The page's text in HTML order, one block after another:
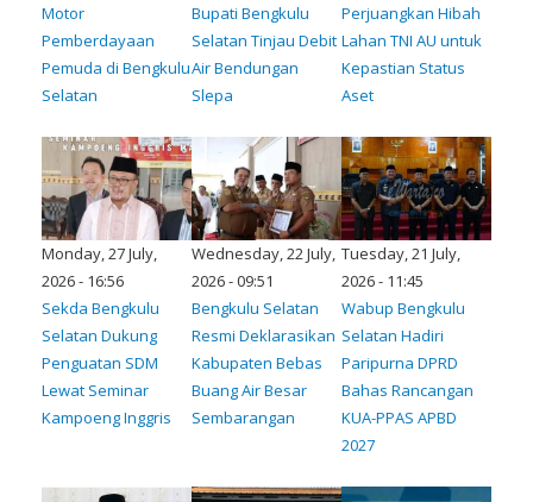
Motor
Pemberdayaan
Pemuda di Bengkulu
Selatan
Bupati Bengkulu
Selatan Tinjau Debit
Air Bendungan
Slepa
Perjuangkan Hibah
Lahan TNI AU untuk
Kepastian Status
Aset
Monday, 27 July,
2026 - 16:56
Sekda Bengkulu
Selatan Dukung
Penguatan SDM
Lewat Seminar
Kampoeng Inggris
Wednesday, 22 July,
2026 - 09:51
Bengkulu Selatan
Resmi Deklarasikan
Kabupaten Bebas
Buang Air Besar
Sembarangan
Tuesday, 21 July,
2026 - 11:45
Wabup Bengkulu
Selatan Hadiri
Paripurna DPRD
Bahas Rancangan
KUA-PPAS APBD
2027